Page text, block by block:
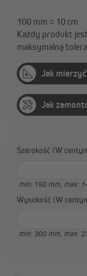
100 mm = 10 cm
Każdy produkt
maksymalną
Jak
Jak
Szerokość
min: 150 mm, max:
Wysokość
min: 300 mm, max: